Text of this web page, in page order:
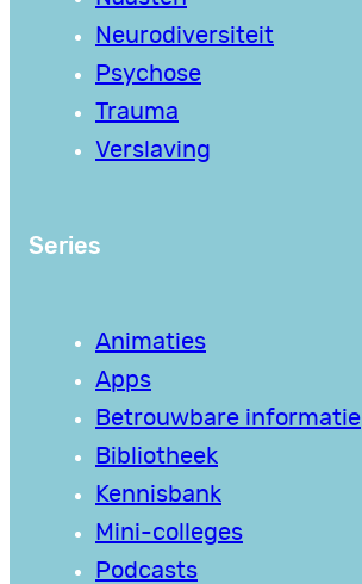
Neurodiversiteit
Psychose
Trauma
Verslaving
Series
Animaties
Apps
Betrouwbare informatie
Bibliotheek
Kennisbank
Mini-colleges
Podcasts